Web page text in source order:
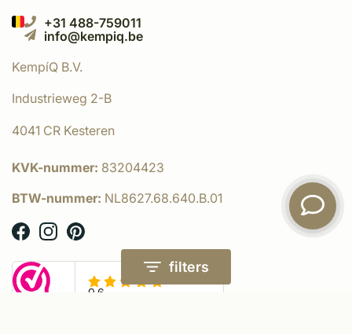
filters
+31 488-759011
info@kempiq.be
KempíQ B.V.
Industrieweg 2-B
4041 CR Kesteren
KVK-nummer: 83204423
BTW-nummer: NL8627.68.640.B.01